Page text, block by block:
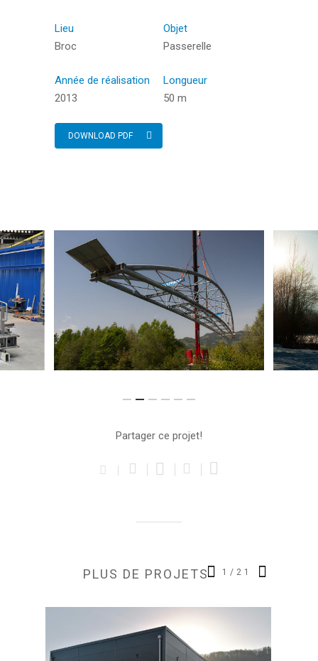
Appuyez sur ENTER pour rechercher ou sur ESC
pour fermer
Lieu
Broc
Année de réalisation
2013
Objet
Passerelle
Longueur
50 m
DOWNLOAD PDF
Partager ce projet!
PLUS DE PROJETS 1 / 21